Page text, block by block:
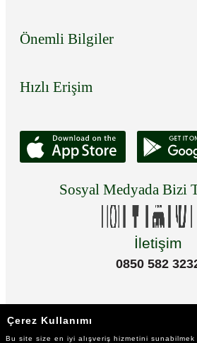
Önemli Bilgiler
Hızlı Erişim
Sosyal Medyada Bizi
İletişim
0850 582
Çerez Kullanımı
Bu site size en iyi alışveriş hizmetini sunabilmek